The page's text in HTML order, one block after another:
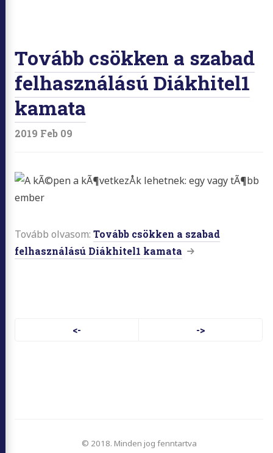
Tovább csökken a szabad
felhasználású Diákhitel1
kamata
2019 Feb 09
Tovább olvasom: Tovább csökken a szabad
felhasználású Diákhitel1 kamata
<- ->
© 2018. Minden jog fenntartva